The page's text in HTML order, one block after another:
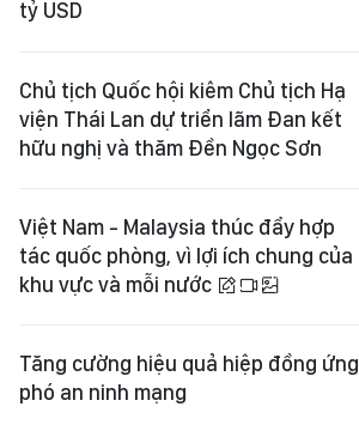
tỷ USD
Chủ tịch Quốc hội kiêm Chủ tịch Hạ
viện Thái Lan dự triển lãm Đan kết
hữu nghị và thăm Đền Ngọc Sơn
Việt Nam - Malaysia thúc đẩy hợp
tác quốc phòng, vì lợi ích chung của
khu vực và mỗi nước
Tăng cường hiệu quả hiệp đồng ứng
phó an ninh mạng